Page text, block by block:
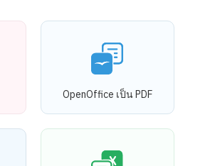
OpenOffice เป็น PDF